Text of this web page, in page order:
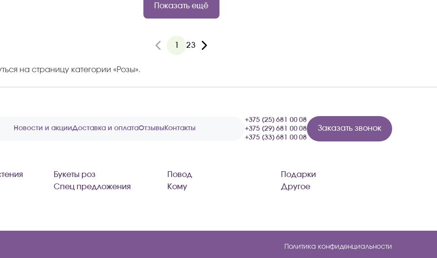
Показать ещё
23
на страницу категории «Розы».
Новости и акцииДоставка и оплатаОтзывыКонтакты
+375 (25) 681 00 08
+375 (29) 681 00 08
+375 (33) 681 00 08
Заказать звонок
Букеты роз Повод
Подарки
Спец предложения Кому Другое
Политика конфиденциальности